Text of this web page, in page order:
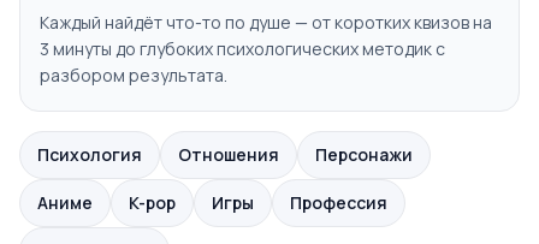
Каждый найдёт что-то по душе — от коротких квизов на
3 минуты до глубоких психологических методик с
разбором результата.
Психология Отношения Персонажи
Аниме K-pop Игры Профессия